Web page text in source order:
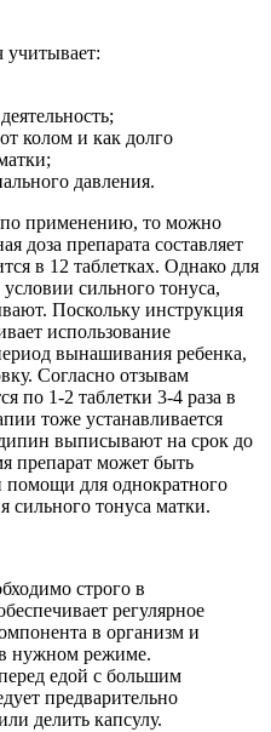
учитывает:
колом и как долго
давления.
по применению, то можно
доза препарата составляет
в 12 таблетках. Однако для
сильного тонуса,
Поскольку инструкция
использование
вынашивания ребенка,
Согласно отзывам
по 1-2 таблетки 3-4 раза в
тоже устанавливается
выписывают на срок до
препарат может быть
помощи для однократного
сильного тонуса матки.
строго в
регулярное
в организм и
нужном режиме.
едой с большим
предварительно
делить капсулу.